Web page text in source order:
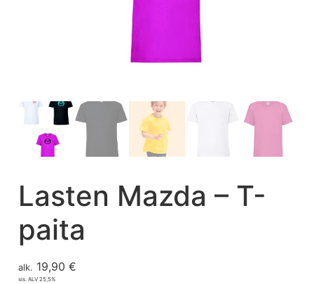
Lasten Mazda – T-
paita
alk. 19,90 €
sis. ALV 25,5%